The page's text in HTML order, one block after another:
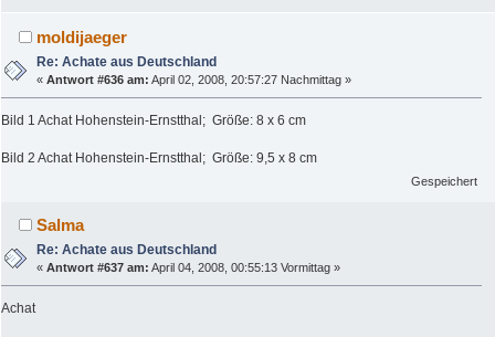
moldijaeger
Re: Achate aus Deutschland
«Antwort #636 am: April 02, 2008, 20:57:27 Nachmittag »
Bild 1 Achat Hohenstein-Ernstthal; Größe: 8 x 6 cm
Bild 2 Achat Hohenstein-Ernstthal; Größe: 9,5 x 8 cm
Gespeichert
Salma
Re: Achate aus Deutschland
«Antwort #637 am: April 04, 2008, 00:55:13 Vormittag »
Achat